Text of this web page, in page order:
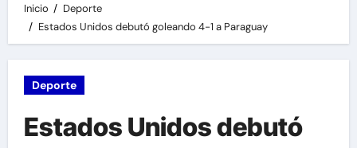
Inicio
Deporte
Estados Unidos debutó goleando 4-1 a Paraguay
Deporte
Estados Unidos debutó